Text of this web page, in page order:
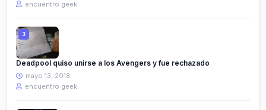
encuentro geek
Deadpool quiso unirse a los Avengers y fue rechazado
mayo 13, 2018
encuentro geek